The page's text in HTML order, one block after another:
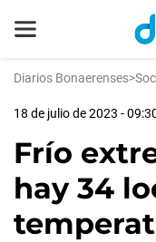
Diarios Bonaerenses>
18 de julio de 2023 -
Frío
hay 34